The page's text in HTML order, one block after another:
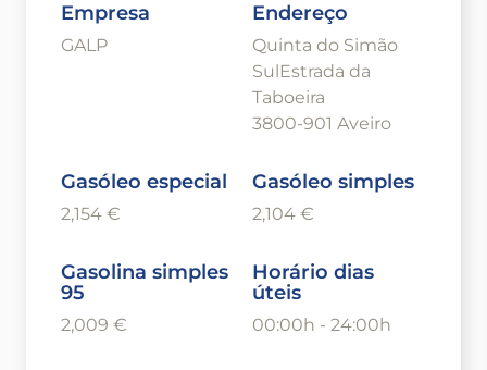
Empresa
GALP
Endereço
Quinta do Simão
SulEstrada da
Taboeira
3800-901 Aveiro
Gasóleo especial
2,154 €
Gasóleo simples
2,104 €
Gasolina simples
95
2,009 €
Horário dias
úteis
00:00h - 24:00h